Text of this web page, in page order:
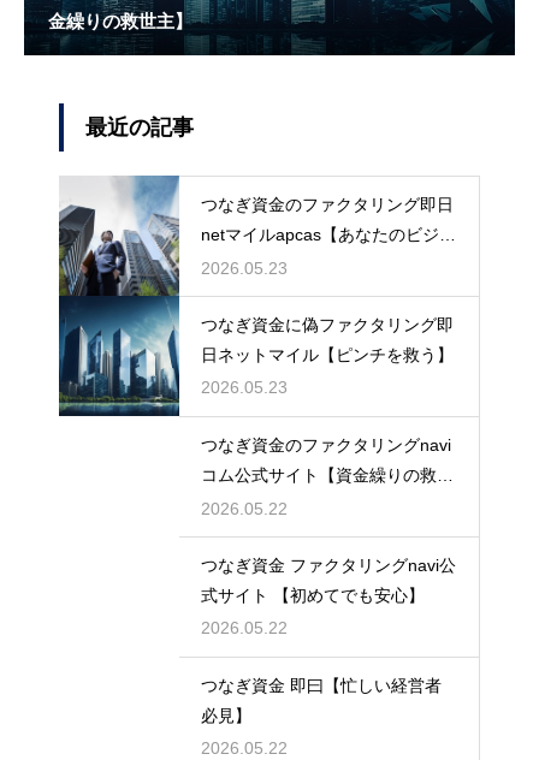
金繰りの救世主】
最近の記事
つなぎ資金のファクタリング即日
netマイルapcas【あなたのビジネ
スを守る】
2026.05.23
つなぎ資金に偽ファクタリング即
日ネットマイル【ピンチを救う】
2026.05.23
つなぎ資金のファクタリングnavi
コム公式サイト【資金繰りの救世
主】
2026.05.22
つなぎ資金 ファクタリングnavi公
式サイト 【初めてでも安心】
2026.05.22
つなぎ資金 即曰【忙しい経営者
必見】
2026.05.22